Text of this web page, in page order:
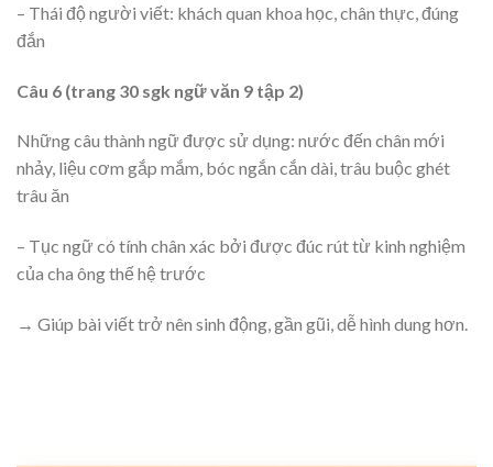
– Thái độ người viết: khách quan khoa học, chân thực, đúng
đắn
Câu 6 (trang 30 sgk ngữ văn 9 tập 2)
Những câu thành ngữ được sử dụng: nước đến chân mới
nhảy, liệu cơm gắp mắm, bóc ngắn cắn dài, trâu buộc ghét
trâu ăn
– Tục ngữ có tính chân xác bởi được đúc rút từ kinh nghiệm
của cha ông thế hệ trước
→ Giúp bài viết trở nên sinh động, gần gũi, dễ hình dung hơn.